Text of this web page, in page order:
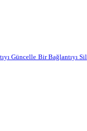
Güncelle Bir Bağlantıyı Sil